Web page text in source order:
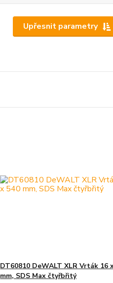
Upřesnit parametry
DT60810 DeWALT XLR Vrták 16
mm, SDS Max čtyřbřitý